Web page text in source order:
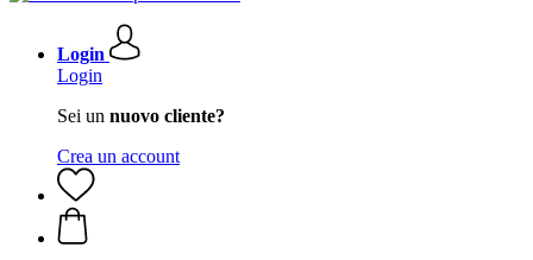
Login
Login
Sei un nuovo cliente?
Crea un account